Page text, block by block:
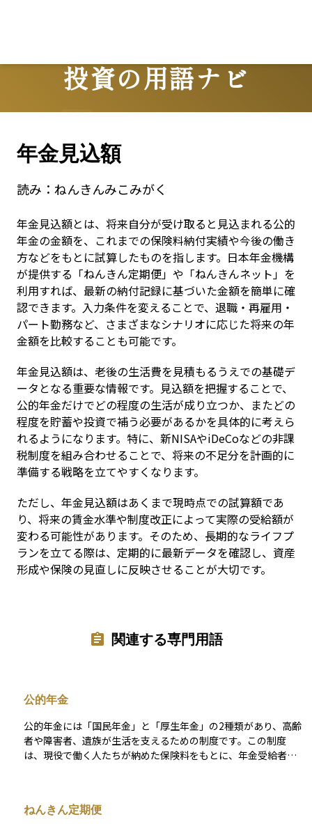
投資の用語ナビ
Terms
年金見込額
読み： ねんきんみこみがく
年金見込額とは、将来自分が受け取ると見込まれる公的
年金の金額を、これまでの保険料納付実績や今後の働き
方などをもとに試算したものを指します。日本年金機構
が提供する「ねんきん定期便」や「ねんきんネット」を
利用すれば、最新の納付記録に基づいた金額を簡単に確
認できます。入力条件を変えることで、退職・再雇用・
パート勤務など、さまざまなシナリオに応じた将来の年
金額を比較することも可能です。
年金見込額は、老後の生活費を見積もるうえでの基礎デ
ータとなる重要な情報です。見込額を把握することで、
公的年金だけでどの程度の生活が成り立つか、またどの
程度を貯蓄や投資で補う必要があるかを具体的に考えら
れるようになります。特に、新NISAやiDeCoなどの非課
税制度を組み合わせることで、将来の不足分を計画的に
準備する戦略を立てやすくなります。
ただし、年金見込額はあくまで現時点での試算額であ
り、将来の賃金水準や制度改正によって実際の受給額が
変わる可能性があります。そのため、長期的なライフプ
ランを立てる際は、定期的に最新データを確認し、資産
形成や保険の見直しに反映させることが大切です。
関連する専門用語
公的年金
公的年金には「国民年金」と「厚生年金」の2種類があり、高齢
者や障害者、遺族が生活を支えるための制度です。この制度
は、現役で働く人たちが納めた保険料をもとに、年金受給者に
ら老齢基礎年金を受け取ることができます。また、障害を負っ
ねんきん定期便